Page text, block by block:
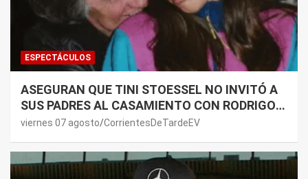
ESPECTÁCULOS
ASEGURAN QUE TINI STOESSEL NO INVITÓ A
SUS PADRES AL CASAMIENTO CON RODRIGO
DE PAUL: LOS MOTIVOS
viernes 07 agosto CorrientesDeTardeEV